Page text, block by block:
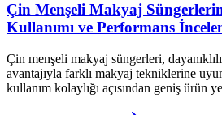
Çin Menşeli Makyaj
Kullanımı ve Performans
Çin menşeli makyaj süngerleri,
avantajıyla farklı makyaj tekniklerine
kullanım kolaylığı açısından geniş ürün